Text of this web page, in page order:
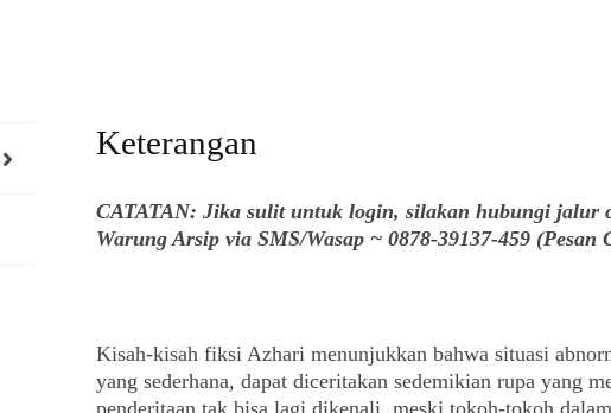
Keterangan
CATATAN: Jika sulit untuk login, silakan hubungi jalur
Warung Arsip via SMS/Wasap ~ 0878-39137-459 (Pesan
Kisah-kisah fiksi Azhari menunjukkan bahwa situasi
yang sederhana, dapat diceritakan sedemikian rupa yang